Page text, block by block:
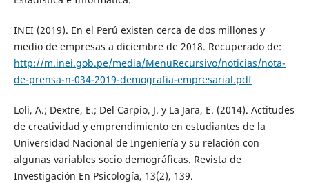
INEI (2019). En el Perú existen cerca de dos millones y
medio de empresas a diciembre de 2018. Recuperado de:
http://m.inei.gob.pe/media/MenuRecursivo/noticias/nota-
de-prensa-n-034-2019-demografia-empresarial.pdf
Loli, A.; Dextre, E.; Del Carpio, J. y La Jara, E. (2014). Actitudes
de creatividad y emprendimiento en estudiantes de la
Universidad Nacional de Ingeniería y su relación con
algunas variables socio demográficas. Revista de
Investigación En Psicología, 13(2), 139.